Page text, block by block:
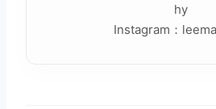
hy
Instagram：